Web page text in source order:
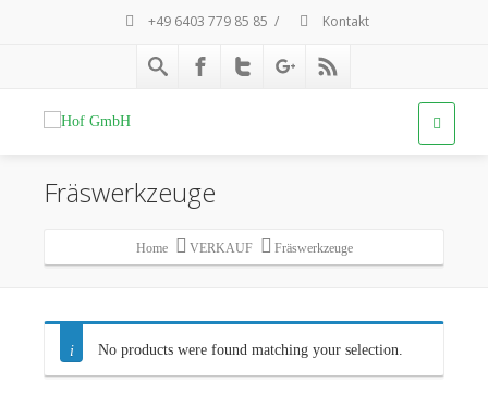
+49 6403 779 85 85 / Kontakt
Fräswerkzeuge
Home VERKAUF Fräswerkzeuge
No products were found matching your selection.